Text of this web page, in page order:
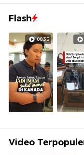
Flash
00:35
Video